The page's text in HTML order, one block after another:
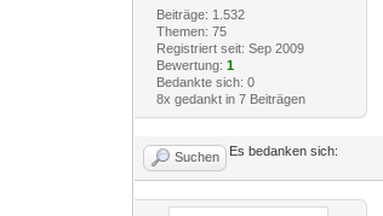
Beiträge: 1.532
Themen: 75
Registriert seit: Sep 2009
Bewertung: 1
Bedankte sich: 0
8x gedankt in 7 Beiträgen
Suchen Es bedanken sich: